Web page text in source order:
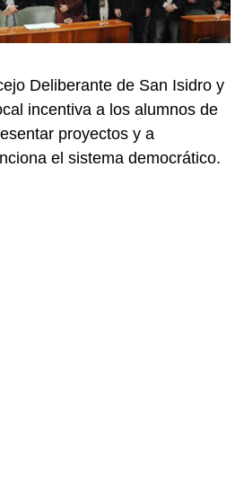
Deliberante de San Isidro y
incentiva a los alumnos de
proyectos y a
el sistema democrático.